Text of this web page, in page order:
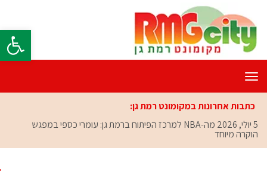
פתח
תפריט
כתבות אחרונות במקומונט רמת גן:
5 יולי, 2026
מה-NBA למרכז הפיתוח ברמת גן: עומרי כספי במפגש
הוקרה מיוחד